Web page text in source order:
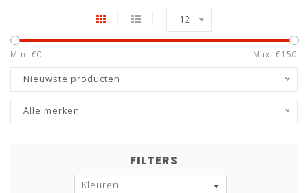
12
Min: €0 Max: €150
Nieuwste producten
Alle merken
FILTERS
Kleuren